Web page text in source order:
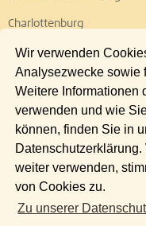
Wir verwenden
Analysezwecke sowie
Weitere Informationen
verwenden und wie
können, finden Sie in
weiter verwenden,
von Cookies zu.
Zu unserer
Charlottenburg
Lichtenberg
Pankow
Reinickendorf
Spandau
Tempelhof
Treptow